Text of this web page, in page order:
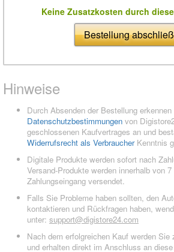
Keine Zusatzkosten durch
Bestellung
Hinweise
Durch Absenden der Bestellung
Datenschutzbestimmungen von
geschlossenen Kaufvertrages an und
Widerrufsrecht als VerbraucherKenntnis
Digitale Produkte werden sofort nach
Versand-Produkte werden innerhalb von
Zahlungseingang versendet.
Falls Sie Probleme haben sollten, den
kontaktieren und Rückfragen haben,
unter: support@digistore24.com
Nach dem erfolgreichen Kauf werden
und erhalten direkt im Anschluss an